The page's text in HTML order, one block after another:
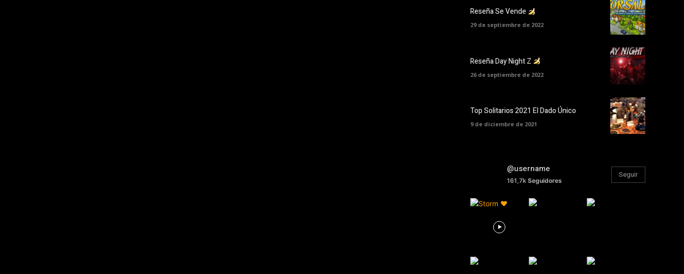
Reseña Se Vende
29 de septiembre de 2022
Reseña Day Night Z
26 de septiembre de 2022
Top Solitarios 2021 El Dado Único
9 de diciembre de 2021
@username
161,7k Seguidores
Seguir